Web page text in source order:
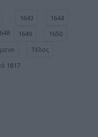
1643
1644
1649
1650
Τέλος
1817